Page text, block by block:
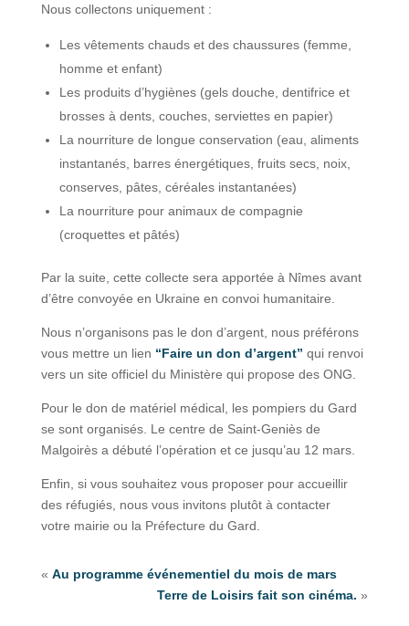
Nous collectons uniquement :
Les vêtements chauds et des chaussures (femme,
homme et enfant)
Les produits d’hygiènes (gels douche, dentifrice et
brosses à dents, couches, serviettes en papier)
La nourriture de longue conservation (eau, aliments
instantanés, barres énergétiques, fruits secs, noix,
conserves, pâtes, céréales instantanées)
La nourriture pour animaux de compagnie
(croquettes et pâtés)
Par la suite, cette collecte sera apportée à Nîmes avant
d’être convoyée en Ukraine en convoi humanitaire.
Nous n’organisons pas le don d’argent, nous préférons
vous mettre un lien “Faire un don d’argent” qui renvoi
vers un site officiel du Ministère qui propose des ONG.
Pour le don de matériel médical, les pompiers du Gard
se sont organisés. Le centre de Saint-Geniès de
Malgoirès a débuté l’opération et ce jusqu’au 12 mars.
Enfin, si vous souhaitez vous proposer pour accueillir
des réfugiés, nous vous invitons plutôt à contacter
votre mairie ou la Préfecture du Gard.
« Au programme événementiel du mois de mars
Terre de Loisirs fait son cinéma. »